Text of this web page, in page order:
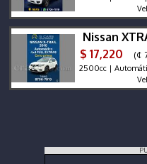
Nissan
$ 17,220
(¢
2500cc |